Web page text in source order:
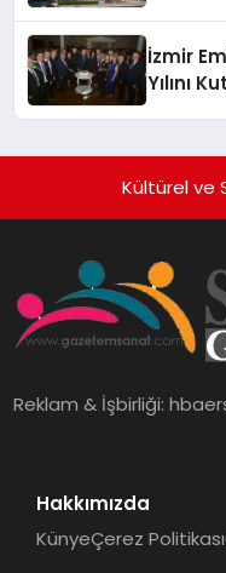
İzmir
Yılını
Kültürel ve
Reklam & İşbirliği:
Hakkımızda
KünyeÇerez Politikası